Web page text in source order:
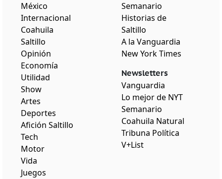
México
Internacional
Coahuila
Saltillo
Opinión
Economía
Utilidad
Show
Artes
Deportes
Afición Saltillo
Tech
Motor
Vida
Juegos
Semanario
Historias de
Saltillo
A la Vanguardia
New York Times
Newsletters
Vanguardia
Lo mejor de NYT
Semanario
Coahuila Natural
Tribuna Política
V+List